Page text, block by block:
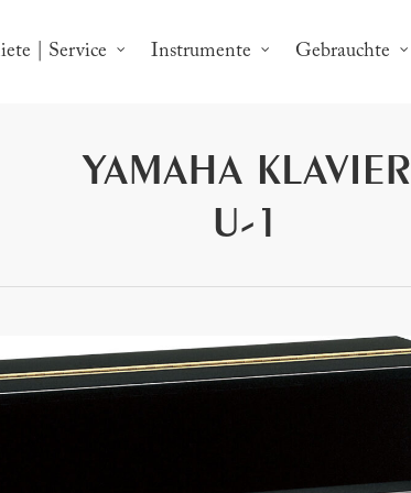
| Service Instrumente Gebrauchte
YAMAHA KLAVIER
U-1